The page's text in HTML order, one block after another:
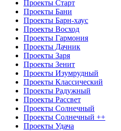
Проекты Старт
Проекты Бани
Проекты Барн-хаус
Проекты Восход
Проекты Гармония
Проекты Дачник
Проекты Заря
Проекты Зенит
Проекты Изумрудный
Проекты Классический
Проекты Радужный
Проекты Рассвет
Проекты Солнечный
Проекты Солнечный ++
Проекты Удача